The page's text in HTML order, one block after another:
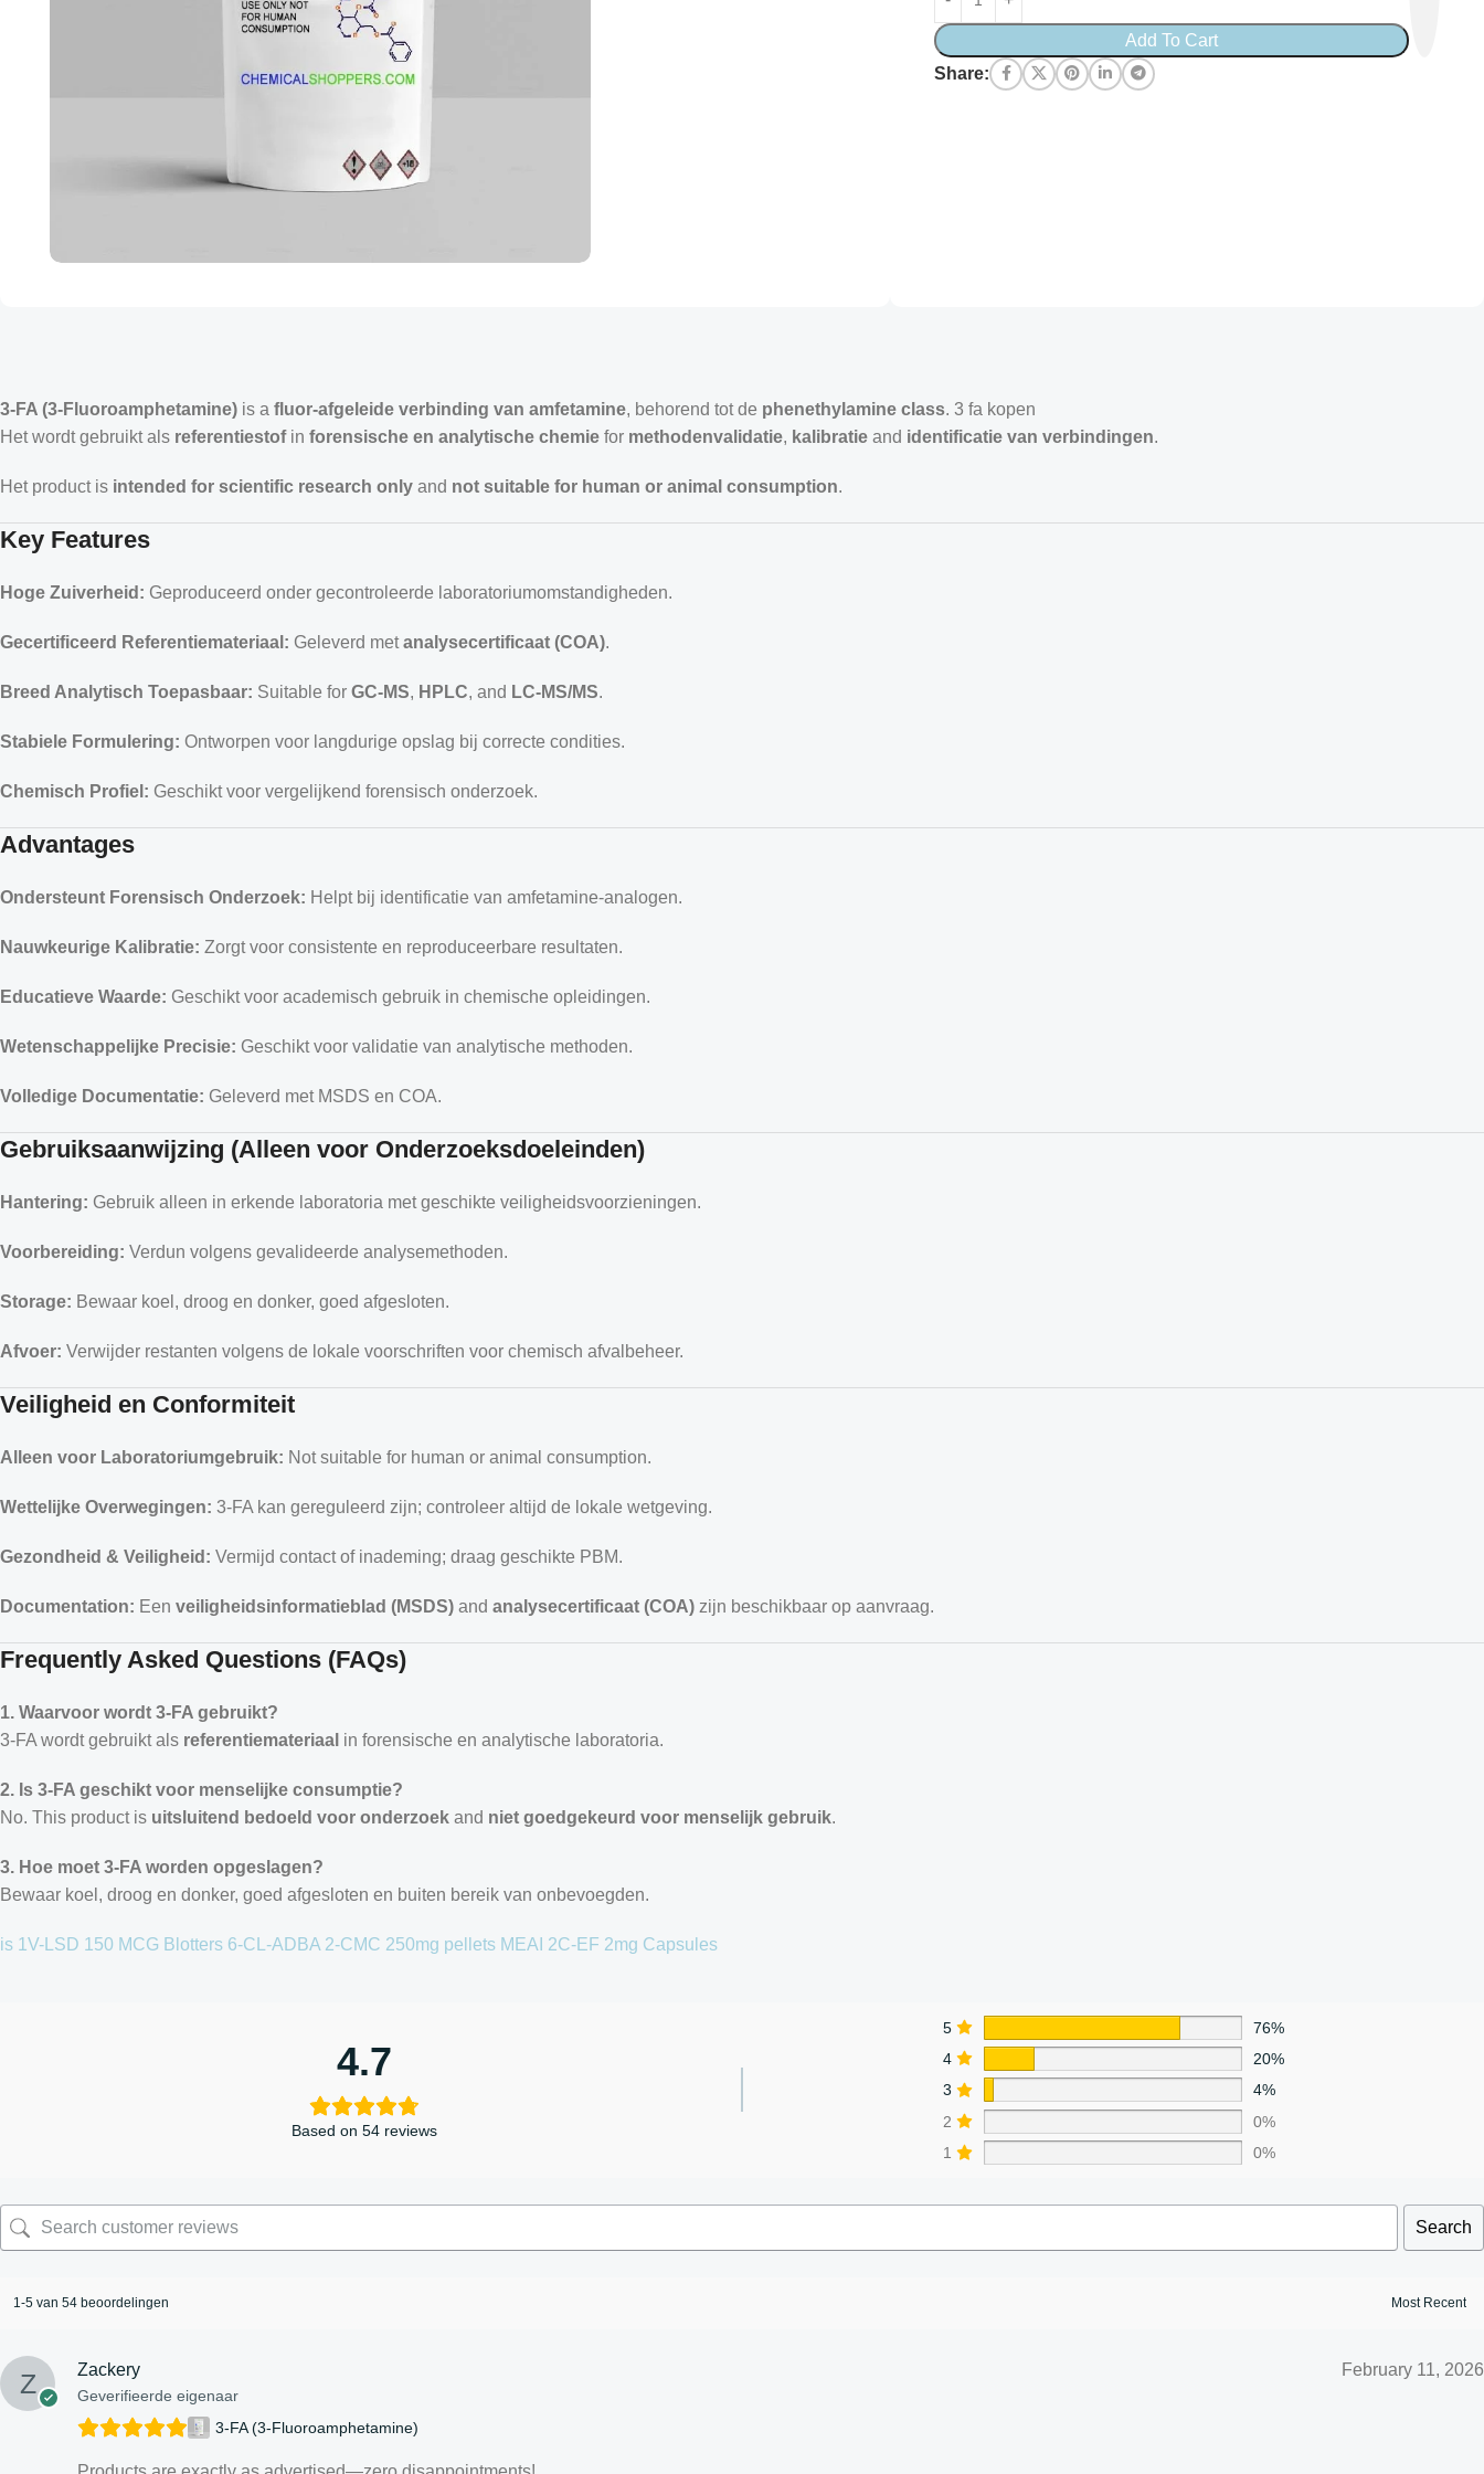
Add To Cart
Share:
3-FA (3-Fluoroamphetamine) is a fluor-afgeleide verbinding van amfetamine, behorend tot de phenethylamine class. 3 fa kopen
Het wordt gebruikt als referentiestofin forensische en analytische chemie for methodenvalidatie, kalibratie and identificatie van verbindingen.
Het product is intended for scientific research only and not suitable for human or animal consumption.
Key Features
Hoge Zuiverheid: Geproduceerd onder gecontroleerde laboratoriumomstandigheden.
Gecertificeerd Referentiemateriaal: Geleverd metanalysecertificaat (COA).
Breed Analytisch Toepasbaar: Suitable for GC-MS, HPLC, and LC-MS/MS.
Stabiele Formulering: Ontworpen voor langdurige opslag bij correcte condities.
Chemisch Profiel: Geschikt voor vergelijkend forensisch onderzoek.
Advantages
Ondersteunt Forensisch Onderzoek: Helpt bij identificatie van amfetamine-analogen.
Nauwkeurige Kalibratie: Zorgt voor consistente en reproduceerbare resultaten.
Educatieve Waarde: Geschikt voor academisch gebruik in chemische opleidingen.
Wetenschappelijke Precisie: Geschikt voor validatie van analytische methoden.
Volledige Documentatie: Geleverd met MSDS en COA.
Gebruiksaanwijzing (Alleen voor Onderzoeksdoeleinden)
Hantering: Gebruik alleen in erkende laboratoria met geschikte veiligheidsvoorzieningen.
Voorbereiding: Verdun volgens gevalideerde analysemethoden.
Storage: Bewaar koel, droog en donker, goed afgesloten.
Afvoer: Verwijder restanten volgens de lokale voorschriften voor chemisch afvalbeheer.
Veiligheid en Conformiteit
Alleen voor Laboratoriumgebruik: Not suitable for human or animal consumption.
Wettelijke Overwegingen: 3-FA kan gereguleerd zijn; controleer altijd de lokale wetgeving.
Gezondheid & Veiligheid: Vermijd contact of inademing; draag geschikte PBM.
Documentation: Een veiligheidsinformatieblad (MSDS) and analysecertificaat (COA) zijn beschikbaar op aanvraag.
Frequently Asked Questions (FAQs)
1. Waarvoor wordt 3-FA gebruikt?
3-FA wordt gebruikt als referentiemateriaal in forensische en analytische laboratoria.
2. Is 3-FA geschikt voor menselijke consumptie?
No. This product is uitsluitend bedoeld voor onderzoek and niet goedgekeurd voor menselijk gebruik.
3. Hoe moet 3-FA worden opgeslagen?
Bewaar koel, droog en donker, goed afgesloten en buiten bereik van onbevoegden.
is 1V-LSD 150 MCG Blotters 6-CL-ADBA 2-CMC 250mg pellets MEAI 2C-EF 2mg Capsules
4.7
Based on 54 reviews
5
76%
4
20%
3
4%
2
0%
1
0%
Search
1-5 van 54 beoordelingen
Zackery
Geverifieerde eigenaar
February 11, 2026
3-FA (3-Fluoroamphetamine)